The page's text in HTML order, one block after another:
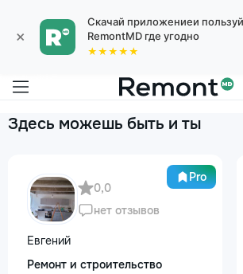
×
Скачай приложениеи
RemontMD где угодно
★★★★★
Здесь можешь быть и ты
Pro
0,0
нет отзывов
Евгений
Ремонт и строительство